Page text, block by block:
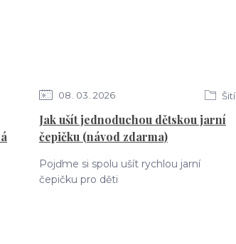
08 03 2026 Šití
Jak ušít jednoduchou dětskou jarní
čepičku (návod zdarma)
Pojďme si spolu ušít rychlou jarní
čepičku pro děti